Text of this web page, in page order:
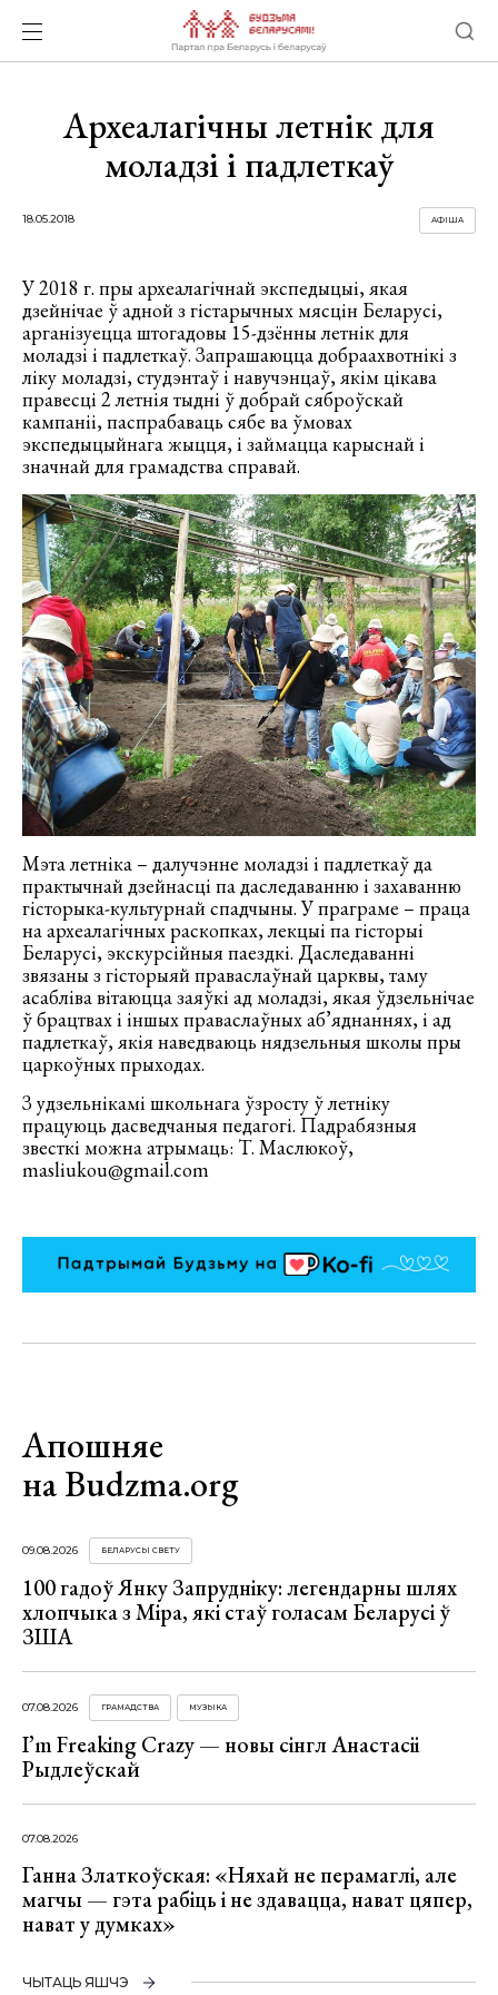
Археалагічны летнік для
моладзі і падлеткаў
18.05.2018 АФІША
У 2018 г. пры археалагічнай экспедыцыі, якая
дзейнічае ў адной з гістарычных мясцін Беларусі,
арганізуецца штогадовы 15-дзённы летнік для
моладзі і падлеткаў. Запрашаюцца добраахвотнікі з
ліку моладзі, студэнтаў і навучэнцаў, якім цікава
правесці 2 летнія тыдні ў добрай сяброўскай
кампаніі, паспрабаваць сябе ва ўмовах
экспедыцыйнага жыцця, і займацца карыснай і
значнай для грамадства справай.
Мэта летніка – далучэнне моладзі і падлеткаў да
практычнай дзейнасці па даследаванню і захаванню
гісторыка-культурнай спадчыны. У праграме – праца
на археалагічных раскопках, лекцыі па гісторыі
Беларусі, экскурсійныя паездкі. Даследаванні
звязаны з гісторыяй праваслаўнай царквы, таму
асабліва вітаюцца заяўкі ад моладзі, якая ўдзельнічае
ў брацтвах і іншых праваслаўных аб’яднаннях, і ад
падлеткаў, якія наведваюць нядзельныя школы пры
царкоўных прыходах.
З удзельнікамі школьнага ўзросту ў летніку
працуюць дасведчаныя педагогі. Падрабязныя
звесткі можна атрымаць: Т. Маслюкоў,
masliukou@gmail.com
Апошняе
на Budzma.org
09.08.2026 БЕЛАРУСЫ СВЕТУ
100 гадоў Янку Запрудніку: легендарны шлях
хлопчыка з Міра, які стаў голасам Беларусі ў
ЗША
07.08.2026 ГРАМАДСТВА МУЗЫКА
I’m Freaking Crazy — новы сінгл Анастасіі
Рыдлеўскай
07.08.2026
Ганна Златкоўская: «Няхай не перамаглі, але
магчы — гэта рабіць і не здавацца, нават цяпер,
нават у думках»
ЧЫТАЦЬ ЯШЧЭ